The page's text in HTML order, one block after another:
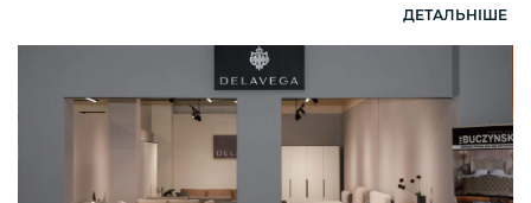
ДЕТАЛЬНІШЕ